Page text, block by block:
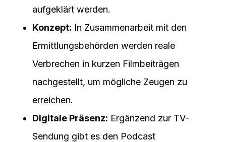
aufgeklärt werden.
Konzept: In Zusammenarbeit mit den
Ermittlungsbehörden werden reale
Verbrechen in kurzen Filmbeiträgen
nachgestellt, um mögliche Zeugen zu
erreichen.
Digitale Präsenz: Ergänzend zur TV-
Sendung gibt es den Podcast